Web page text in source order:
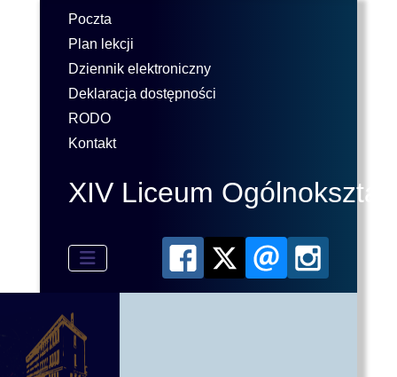
Poczta
Plan lekcji
Dziennik elektroniczny
Deklaracja dostępności
RODO
Kontakt
XIV Liceum